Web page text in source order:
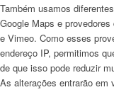
Também usamos
Google Maps e
e Vimeo. Como esses
endereço IP, permitimos
de que isso pode reduzir
As alterações entrarão em